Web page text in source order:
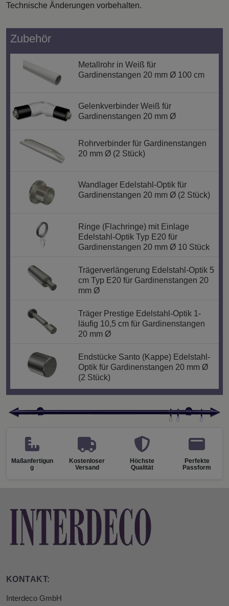
Technische Änderungen vorbehalten.
Zubehör
Metallrohr in Weiß für
Gardinenstangen 20 mm Ø 100 cm
Gelenkverbinder Weiß für
Gardinenstangen 20 mm Ø
Rohrverbinder für Gardinenstangen
20 mm Ø (2 Stück)
Wandlager Edelstahl-Optik für
Gardinenstangen 20 mm Ø (2 Stück)
Ringe (Flachringe) mit Einlage
Edelstahl-Optik Typ E20 für
Gardinenstangen 20 mm Ø 10 Stück
Trägerverlängerung Edelstahl-Optik 5
cm Typ E20 für Gardinenstangen 20
mm Ø
Träger Prestige Edelstahl-Optik 1-
läufig 10,5 cm für Gardinenstangen
20 mm Ø
Endstücke Santo (Kappe) Edelstahl-
Optik für Gardinenstangen 20 mm Ø
(2 Stück)
Maßanfertigun
g
Kostenloser
Versand
Höchste
Qualität
Perfekte
Passform
KONTAKT:
Interdeco GmbH